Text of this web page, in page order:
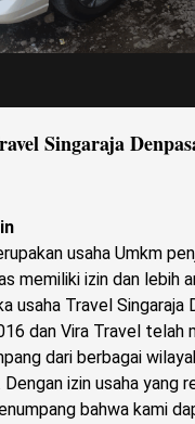
Singaraja
usaha Umkm
memiliki izin dan lebih
usaha Travel Singaraja
dan Vira Travel telah
dari berbagai
Dengan izin usaha yang
bahwa kami